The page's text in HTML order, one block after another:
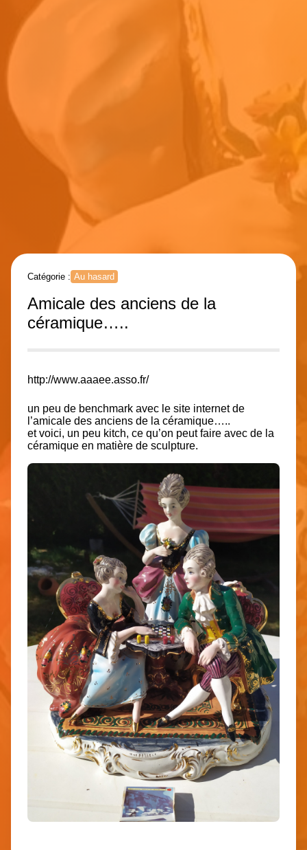
Catégorie : Au hasard
Amicale des anciens de la
céramique…..
http://www.aaaee.asso.fr/
un peu de benchmark avec le site internet de
l’amicale des anciens de la céramique…..
et voici, un peu kitch, ce qu’on peut faire avec de la
céramique en matière de sculpture.